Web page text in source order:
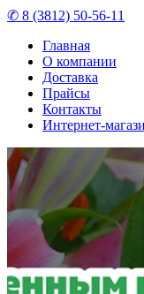
✆ 8 (3812) 50-56-11
Главная
О компании
Доставка
Прайсы
Контакты
Интернет-